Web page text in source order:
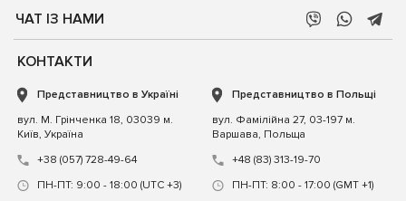
ЧАТ ІЗ НАМИ
КОНТАКТИ
Представництво в Україні
вул. М. Грінченка 18, 03039 м.
Київ, Україна
+38 (057) 728-49-64
ПН-ПТ: 9:00 - 18:00 (UTC +3)
Представництво в Польщі
вул. Фамілійна 27, 03-197 м.
Варшава, Польща
+48 (83) 313-19-70
ПН-ПТ: 8:00 - 17:00 (GMT +1)